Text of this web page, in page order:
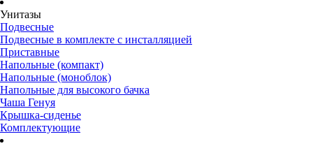
Унитазы
Подвесные
Подвесные в комплекте с инсталляцией
Приставные
Напольные (компакт)
Напольные (моноблок)
Напольные для высокого бачка
Чаша Генуя
Крышка-сиденье
Комплектующие